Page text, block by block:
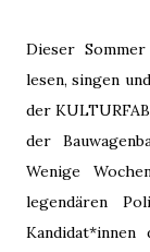
Dieser
lesen, singen
der
der
Wenige
legendären